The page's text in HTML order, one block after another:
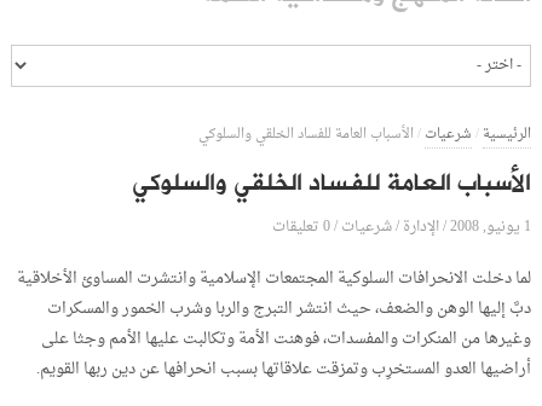
الرئيسية/شرعيات/الأسباب العامة للفساد الخلقي والسلوكي
الأسباب العامة للفساد الخلقي والسلوكي
1 يونيو, 2008 /الإدارة/شرعيات/0 تعليقات
لما دخلت الانحرافات السلوكية المجتمعات الإسلامية وانتشرت المساوئ الأخلاقية
دبَّ إليها الوهن والضعف، حيث انتشر التبرج والربا وشرب الخمور والمسكرات
وغيرها من المنكرات والمفسدات، فوهنت الأمة وتكالبت عليها الأمم وجثا على
أراضيها العدو المستخرِب وتمزقت علاقاتها بسبب انحرافها عن دين ربها القويم.